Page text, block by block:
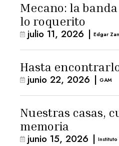
Mecano: la
lo roquerito
julio 11, 2026 | Edgar
Hasta
junio 22, 2026 | GAM
Nuestras casas,
memoria
junio 15, 2026 | Instituto